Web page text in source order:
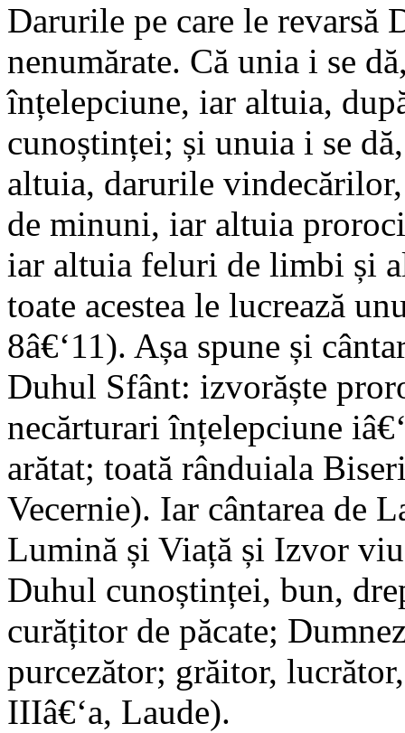
Darurile pe care le revarsă
nenumărate. Că unia i se
înțelepciune, iar altuia,
cunoștinței; și unuia i se
altuia, darurile
de minuni, iar altuia
iar altuia feluri de limbi și
toate acestea le lucrează
8â€‘11). Așa spune și
Duhul Sfânt: izvorăște
necărturari înțelepciune
arătat; toată rânduiala
Vecernie). Iar cântarea de
Lumină și Viață și Izvor
Duhul cunoștinței, bun,
curățitor de păcate;
purcezător; grăitor,
IIIâ€‘a, Laude).